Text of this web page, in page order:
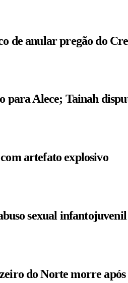
de anular pregão do
Alece; Tainah
artefato explosivo
sexual
do Norte morre